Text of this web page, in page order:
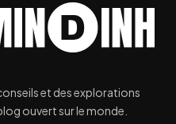
et des explorations
ouvert sur le monde.